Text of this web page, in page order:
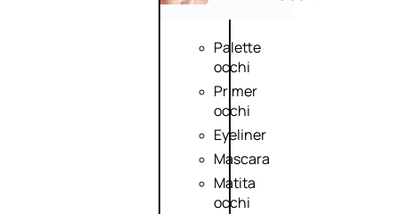
Palette
occhi
Primer
occhi
Eyeliner
Mascara
Matita
occhi